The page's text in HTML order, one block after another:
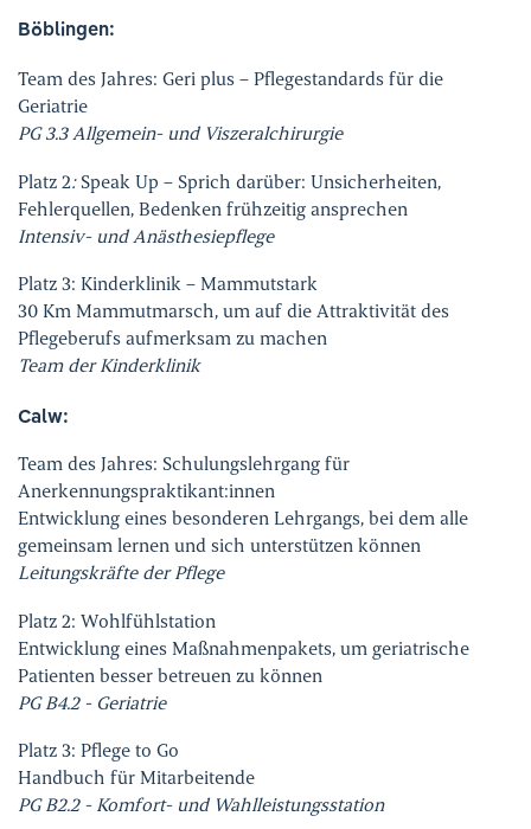
Böblingen:
Team des Jahres: Geri plus – Pflegestandards für die
Geriatrie
PG 3.3 Allgemein- und Viszeralchirurgie
Platz 2:Speak Up – Sprich darüber: Unsicherheiten,
Fehlerquellen, Bedenken frühzeitig ansprechen
Intensiv- und Anästhesiepflege
Platz 3: Kinderklinik – Mammutstark
30 Km Mammutmarsch, um auf die Attraktivität des
Pflegeberufs aufmerksam zu machen
Team der Kinderklinik
Calw:
Team des Jahres: Schulungslehrgang für
Anerkennungspraktikant:innen
Entwicklung eines besonderen Lehrgangs, bei dem alle
gemeinsam lernen und sich unterstützen können
Leitungskräfte der Pflege
Platz 2: Wohlfühlstation
Entwicklung eines Maßnahmenpakets, um geriatrische
Patienten besser betreuen zu können
PG B4.2 - Geriatrie
Platz 3: Pflege to Go
Handbuch für Mitarbeitende
PG B2.2 - Komfort- und Wahlleistungsstation